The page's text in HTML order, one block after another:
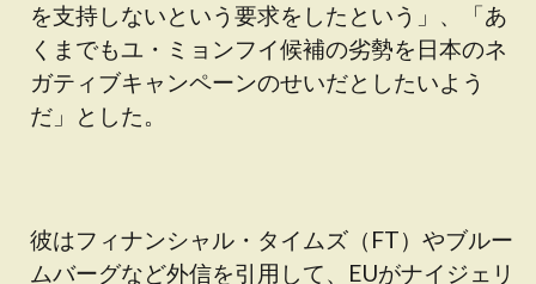
を支持しないという要求をしたという」、「あ
くまでもユ・ミョンフイ候補の劣勢を日本のネ
ガティブキャンペーンのせいだとしたいよう
だ」とした。
彼はフィナンシャル・タイムズ（FT）やブルー
ムバーグなど外信を引用して、EUがナイジェリ